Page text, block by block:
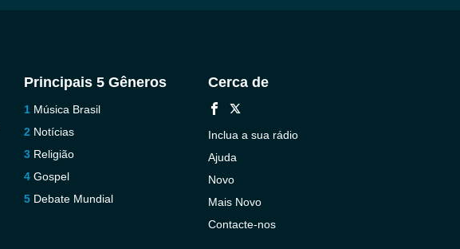
Principais 5 Gêneros
Música Brasil
Notícias
Religião
Gospel
Debate Mundial
Cerca de
Inclua a sua rádio
Ajuda
Novo
Mais Novo
Contacte-nos